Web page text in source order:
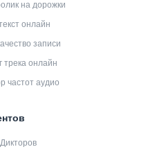
на дорожки
онлайн
записи
трека онлайн
частот аудио